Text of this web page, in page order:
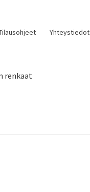
Yhteystiedot
renkaat